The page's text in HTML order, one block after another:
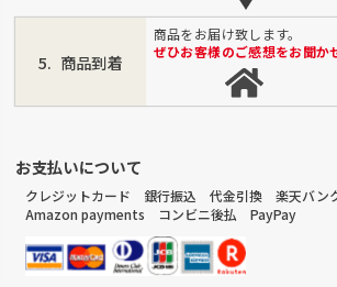
商品到着
商品をお届け致します。
ぜひお客様のご感想をお聞か
お支払いについて
クレジットカード 銀行振込 代金引換 楽天バン
Amazon payments コンビニ後払 PayPay